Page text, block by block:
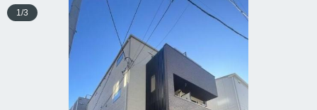
1/3